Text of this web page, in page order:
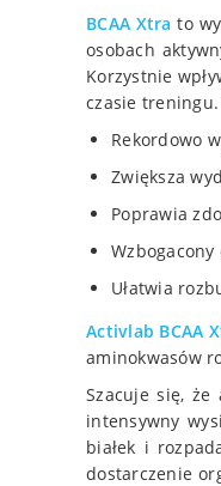
BCAA Xtrato
osobach
Korzystnie
czasie
Rekordowo
Zwiększa
Poprawia
Ułatwia
Activlab BCAA
aminokwasów
Szacuje się,
intensywny
białek i
dostarczenie